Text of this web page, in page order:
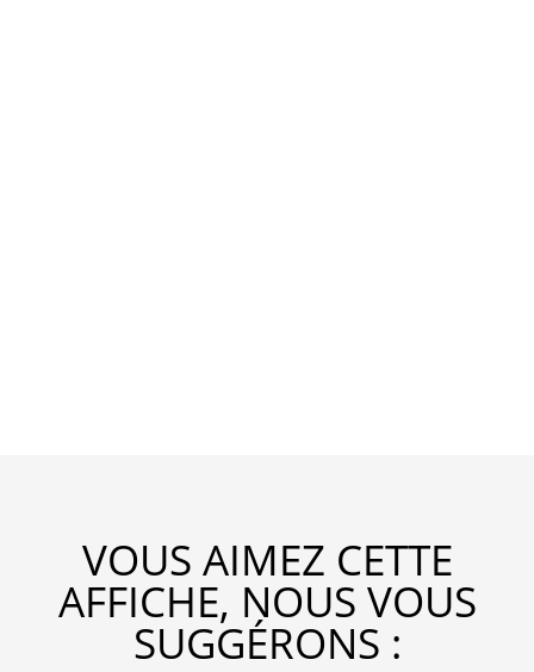
VOUS AIMEZ CETTE
AFFICHE, NOUS VOUS
SUGGÉRONS :